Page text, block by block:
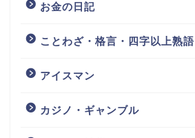
お金の日記
ことわざ・格言・四字以上熟語
アイスマン
カジノ・ギャンブル